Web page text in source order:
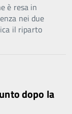
è resa in
nei due
il riparto
dopo la